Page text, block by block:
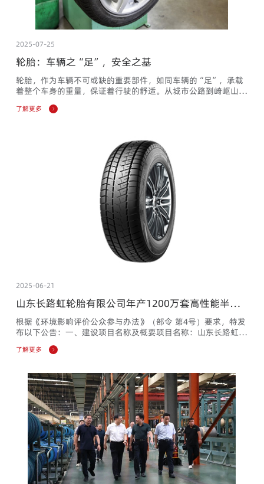
2025-07-25
轮胎：车辆之“足”，安全之基
轮胎，作为车辆不可或缺的重要部件，如同车辆的“足”，承载
着整个车身的重量，保证着行驶的舒适。从城市公路到崎岖山
路，从炎热夏季到寒冷冬季，轮胎都默默地承受着各种挑战和考
验。今天，就让我们一起走进轮胎的世界，探索其背后的奥秘与
驶性能的重要作用。在复杂和苛刻的条件下，轮胎必须具备高承
了解更多
2025-06-21
山东长路虹轮胎有限公司年产1200万套高性能半钢
子午线轮胎改扩建项目 环境影响评价第一次公众参
与公告
根据《环境影响评价公众参与办法》（部令 第4号）要求，特发
布以下公告：一、建设项目名称及概要项目名称：山东长路虹轮
胎有限公司年产1200万套高性能半钢子午线轮胎改扩建项目建
设单位：山东长路虹轮胎有限公司建设地点：临沂市沂南县经济
车间、1＃生产厂房、2＃生产厂房等构建筑物进行建设。不新增
用地。项目主要建设内容包括两部分：1、对现有密炼车间、1＃
生产厂房内...
了解更多